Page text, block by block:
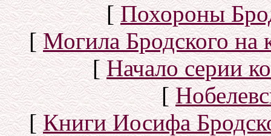
[Похороны
[Могила Бродского
[Начало серии
[
[Книги Иосифа